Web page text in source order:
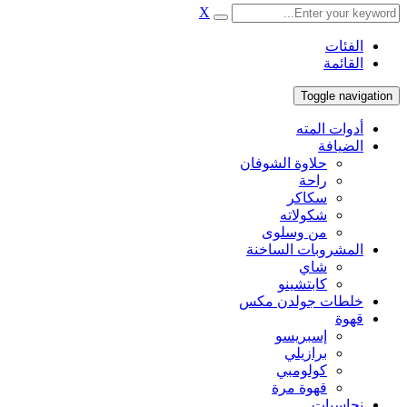
X
الفئات
القائمة
Toggle navigation
أدوات المته
الضيافة
حلاوة الشوفان
راحة
سكاكر
شكولاته
من وسلوى
المشروبات الساخنة
شاي
كابتشينو
خلطات جولدن مكس
قهوة
إسبريسو
برازيلي
كولومبي
قهوة مرة